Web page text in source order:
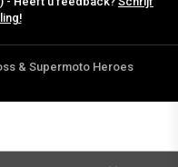
& Supermoto Heroes